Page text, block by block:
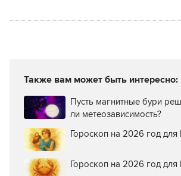
в Ставрополе
Также вам может быть интересно:
Пусть магнитные бури
ли метеозависимость?
Гороскоп на 2026 год для
Гороскоп на 2026 год для